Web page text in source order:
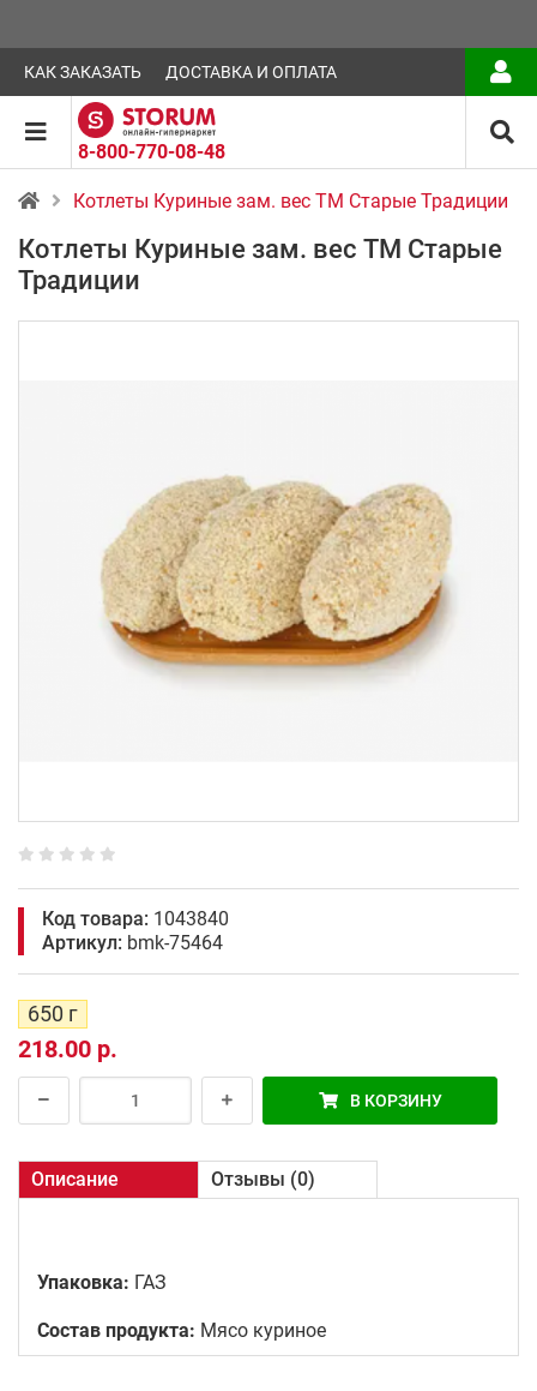
КАК ЗАКАЗАТЬ ДОСТАВКА И ОПЛАТА
8-800-770-08-48
Котлеты Куриные зам. вес ТМ Старые Традиции
Котлеты Куриные зам. вес ТМ Старые
Традиции
Код товара: 1043840
Артикул: bmk-75464
650 г
218.00 р.
В КОРЗИНУ
Описание Отзывы (0)
Упаковка: ГАЗ
Состав продукта: Мясо куриное